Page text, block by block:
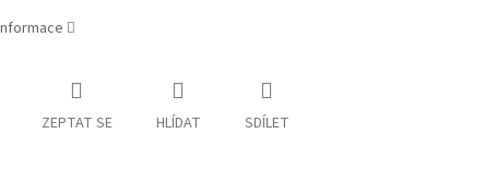
ZEPTAT SE HLÍDAT SDÍLET